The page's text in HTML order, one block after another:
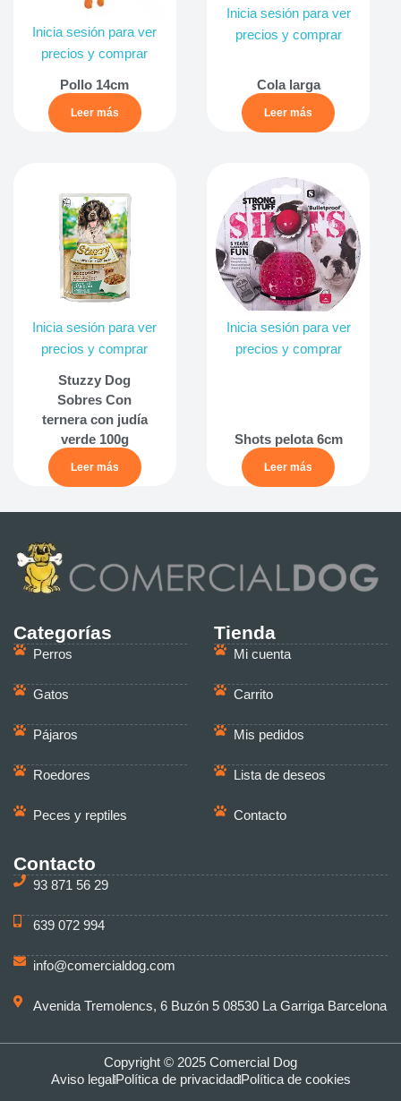
Inicia sesión para ver
precios y comprar
Pollo 14cm
Leer más
Inicia sesión para ver
precios y comprar
Cola larga
Leer más
Inicia sesión para ver
precios y comprar
Stuzzy Dog
Sobres Con
ternera con judía
verde 100g
Leer más
Inicia sesión para ver
precios y comprar
Shots pelota 6cm
Leer más
Categorías
Perros
Gatos
Pájaros
Roedores
Peces y reptiles
Tienda
Mi cuenta
Carrito
Mis pedidos
Lista de deseos
Contacto
Contacto
93 871 56 29
639 072 994
info@comercialdog.com
Avenida Tremolencs, 6 Buzón 5 08530 La Garriga Barcelona
Copyright © 2025 Comercial Dog
Aviso legalPolítica de privacidadPolítica de cookies